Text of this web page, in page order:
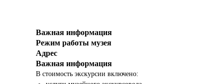
Важная информация
Режим работы музея
Адрес
Важная информация
В стоимость экскурсии включено: